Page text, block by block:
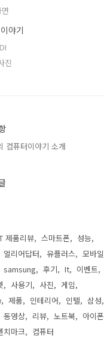
야기
진
컴퓨터이야기 소개
제품리뷰 스마트폰
성능
얼리어답터 유플러스
모바일
samsung 후기 It
이벤트
사용기 사진
게임
제품 인테리어 인텔
삼성
동영상 리뷰 노트북
아이폰
치마크 컴퓨터